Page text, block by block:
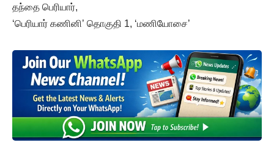
தந்தை பெரியார்,
‘பெரியார் கணினி’ தொகுதி 1, ‘மணியோசை’